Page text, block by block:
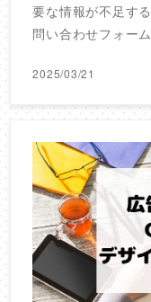
要な情報が不足す
問い合わせフォー
2025/03/21